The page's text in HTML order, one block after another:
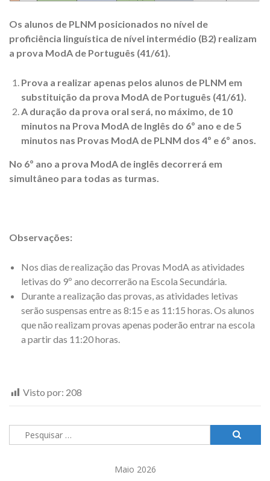
Os alunos de PLNM posicionados no nível de
proficiência linguística de nível intermédio (B2) realizam
a prova ModA de Português (41/61).
Prova a realizar apenas pelos alunos de PLNM em
substituição da prova ModA de Português (41/61).
A duração da prova oral será, no máximo, de 10
minutos na Prova ModA de Inglês do 6º ano e de 5
minutos nas Provas ModA de PLNM dos 4º e 6º anos.
No 6º ano a prova ModA de inglês decorrerá em
simultâneo para todas as turmas.
Observações:
Nos dias de realização das Provas ModA as atividades
letivas do 9º ano decorrerão na Escola Secundária.
Durante a realização das provas, as atividades letivas
serão suspensas entre as 8:15 e as 11:15 horas. Os alunos
que não realizam provas apenas poderão entrar na escola
a partir das 11:20 horas.
Visto por: 208
Pesquisar
por:
Maio 2026